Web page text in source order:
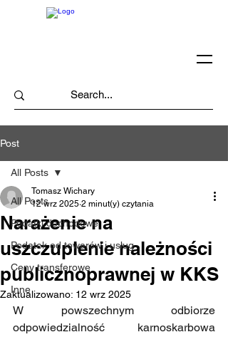
Post
All Posts
Podatki dochodowe
Podatek od towarów i usług
Ceny transferowe
Inne
All Posts
Narażenie na
uszczuplenie należności
publicznoprawnej w KKS
Tomasz Wichary
12 wrz 2025 2 minut(y) czytania
Zaktualizowano: 12 wrz 2025
W powszechnym odbiorze
odpowiedzialność karnoskarbowa